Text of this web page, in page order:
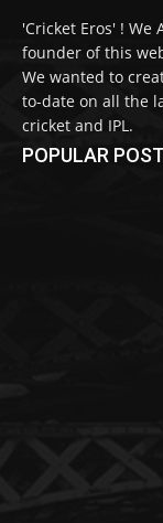
'Cricket Eros' ! We
founder of this
We wanted to
to-date on all the
cricket and IPL.
POPULAR